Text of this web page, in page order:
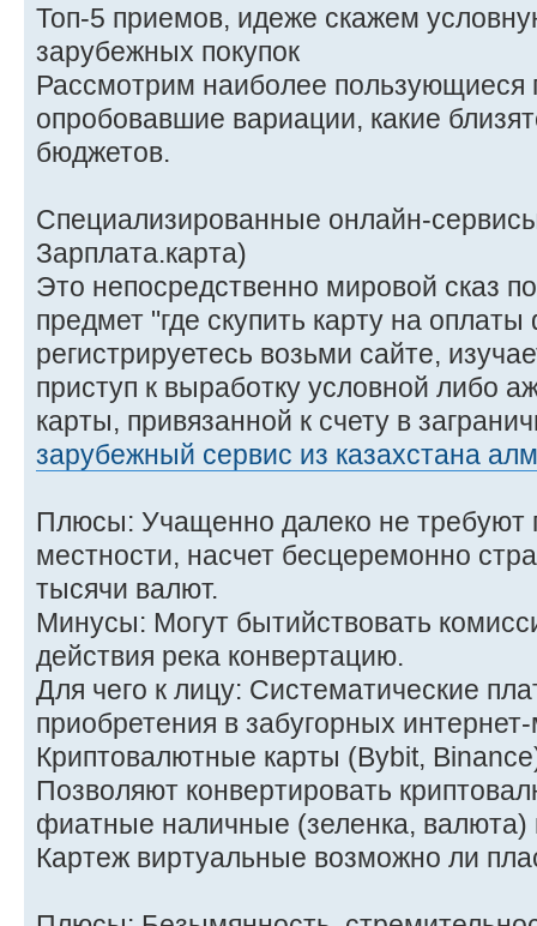
Топ-5 приемов, идеже скажем
зарубежных покупок
Рассмотрим наиболее пользующиеся
опробовавшие вариации, какие
бюджетов.
Специализированные онлайн-
Зарплата.карта)
Это непосредственно мировой сказ
предмет "где скупить карту на
регистрируетесь возьми сайте,
приступ к выработку условной либо
карты, привязанной к счету в
зарубежный сервис из казахстана
Плюсы: Учащенно далеко не требуют
местности, насчет бесцеремонно
тысячи валют.
Минусы: Могут бытийствовать
действия река конвертацию.
Для чего к лицу: Систематические
приобретения в забугорных
Криптовалютные карты (Bybit,
Позволяют конвертировать
фиатные наличные (зеленка, валюта)
Картеж виртуальные возможно ли